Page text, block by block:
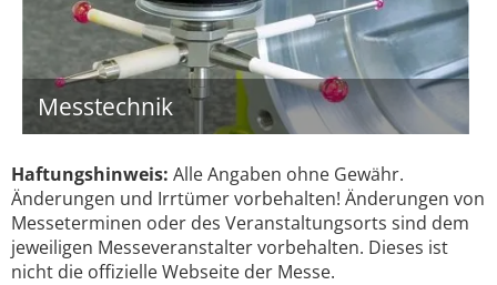
Messtechnik
Haftungshinweis: Alle Angaben ohne Gewähr.
Änderungen und Irrtümer vorbehalten! Änderungen von
Messeterminen oder des Veranstaltungsorts sind dem
jeweiligen Messeveranstalter vorbehalten. Dieses ist
nicht die offizielle Webseite der Messe.